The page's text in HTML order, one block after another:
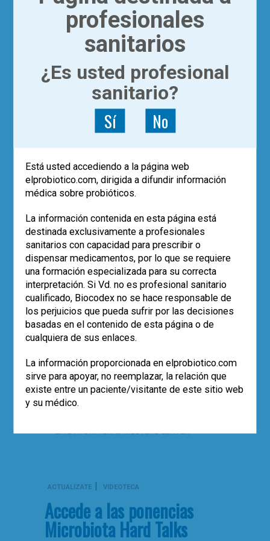
Dr. F. Guarner: Exploring
the hidden world of Human
Gut Microbiota
Equipo El Probiótico
El lunes 3 de abril tendrá lugar la primera
de las Microbiota Hard talks. Se
retransmitirá en directo a las 23h (horario
Medical Center. Puedes acceder a las
Microbiota Hard Talks desde la página
del evento. Si deseas más información
sobre cómo registrarse y acceder a los
webinars, puedes…
Leer más
francisco guarner ,microbiota 0
ACTUALÍZATE | VIDEOTECA
Accede a las ponencias
Microbiota Hard Talks
profesionales
sanitarios
¿Es usted profesional
sanitario?
Sí No
Está usted accediendo a la página web
elprobiotico.com, dirigida a difundir información
médica sobre probióticos.
La información contenida en esta página está
destinada exclusivamente a profesionales
sanitarios con capacidad para prescribir o
dispensar medicamentos, por lo que se requiere
una formación especializada para su correcta
interpretación. Si Vd. no es profesional sanitario
cualificado, Biocodex no se hace responsable de
los perjuicios que pueda sufrir por las decisiones
basadas en el contenido de esta página o de
cualquiera de sus enlaces.
La información proporcionada en elprobiotico.com
sirve para apoyar, no reemplazar, la relación que
existe entre un paciente/visitante de este sitio web
y su médico.